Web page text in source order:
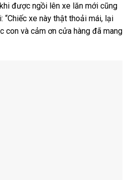
được ngồi lên xe lăn mới cũng
“Chiếc xe này thật thoải mái, lại
con và cảm ơn cửa hàng đã mang